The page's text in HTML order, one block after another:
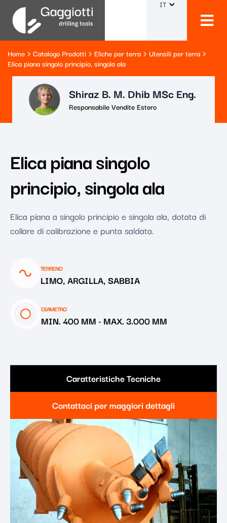
IT
Home Catalogo Prodotti Eliche per terra
Utensili per terra
Elica piana singolo principio, singola ala
Shiraz B. M. Dhib MSc Eng.
Responsabile Vendite Estero
Elica piana singolo
principio, singola ala
Elica piana a singolo principio e singola ala, dotata di
collare di calibrazione e punta saldata.
TERRENO
LIMO, ARGILLA, SABBIA
DIAMETRO
MIN. 400 MM-MAX. 3.000 MM
Caratteristiche Tecniche
Contattaci per maggiori dettagli